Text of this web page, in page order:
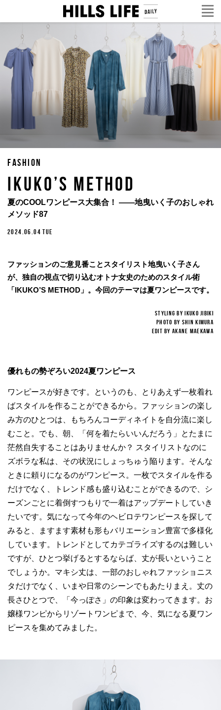
FASHION
IKUKO’S METHOD
夏のCOOLワンピース大集合！ ——地曳いく子のおしゃれ
メソッド87
2024.06.04 TUE
ファッションのご意見番ことスタイリスト地曳いく子さん
が、独自の視点で切り込むオトナ女史のためのスタイル術
「IKUKO’S METHOD」。今回のテーマは夏ワンピースです。
STYLING BY IKUKO JIBIKI
PHOTO BY SHIN KIMURA
EDIT BY AKANE MAEKAWA
優れもの勢ぞろい2024夏ワンピース
ワンピースが好きです。というのも、とりあえず一枚着れ
ばスタイルを作ることができるから。ファッションの楽し
み方のひとつは、もちろんコーディネイトを自分流に楽し
むこと。でも、朝、「何を着たらいいんだろう」とたまに
茫然自失することはありませんか？ スタイリストなのに
ズボラな私は、その状況にしょっちゅう陥ります。そんな
ときに頼りになるのがワンピース。一枚でスタイルを作る
だけでなく、トレンド感も盛り込むことができるので、シ
ーズンごとに着倒すつもりで一着はアップデートしていき
たいです。気になって今年のヘビロテワンピースを探して
みると、ますます素材も形もバリエーション豊富で多様化
しています。トレンドとしてカテゴライズするのは難しい
ですが、ひとつ挙げるとするならば、丈が長いということ
でしょうか。マキシ丈は、一部のおしゃれファッショニス
タだけでなく、いまや日常のシーンでもあたりまえ。丈の
長さひとつで、「今っぽさ」の印象は変わってきます。お
嬢様ワンピからリゾートワンピまで、今、気になる夏ワン
ピースを集めてみました。